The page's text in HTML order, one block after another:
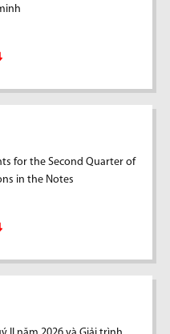
for the Second Quarter of
in the Notes